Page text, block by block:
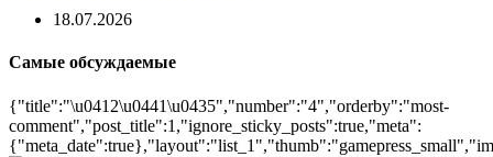
18.07.2026
Самые обсуждаемые
{"title":"\u0412\u0441\u0435","number":"4","orderby":"most-
comment","post_title":1,"ignore_sticky_posts":true,"meta":